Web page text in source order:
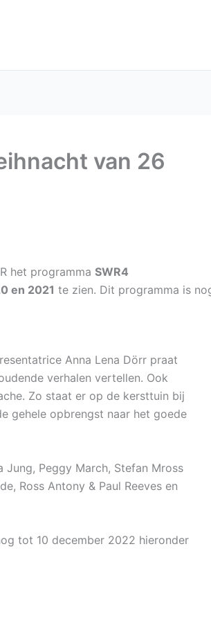
van 26
het programmaSWR4
en 2021 te zien. Dit programma is
Anna Lena Dörr praat
verhalen vertellen. Ook
Zo staat er op de kersttuin bij
gehele opbrengst naar het goede
Jung, Peggy March, Stefan Mross
Ross Antony & Paul Reeves en
tot 10 december 2022 hieronder